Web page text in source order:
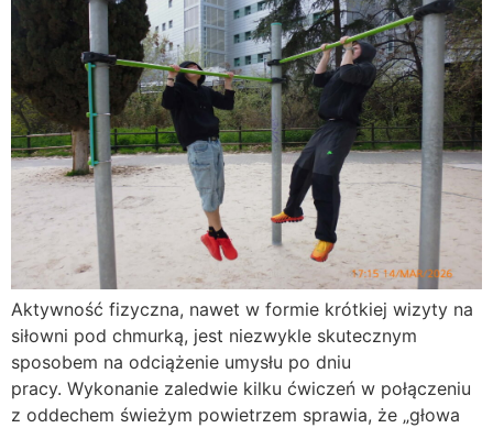
Aktywność fizyczna, nawet w formie krótkiej wizyty na
siłowni pod chmurką, jest niezwykle skutecznym
sposobem na odciążenie umysłu po dniu
pracy. Wykonanie zaledwie kilku ćwiczeń w połączeniu
z oddechem świeżym powietrzem sprawia, że „głowa